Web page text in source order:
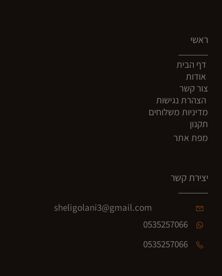
ראשי
דף הבית
אודות
צור קשר
הצהרת נגישות
מדיניות משלוחים
תקנון
מפת אתר
יצירת קשר
sheligolani3@gmail.com
0535257066
0535257066